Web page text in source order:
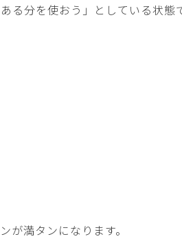
る分を使おう」としている状態
が満タンになります。